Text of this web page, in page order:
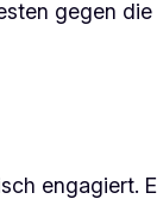
gegen
engagiert.